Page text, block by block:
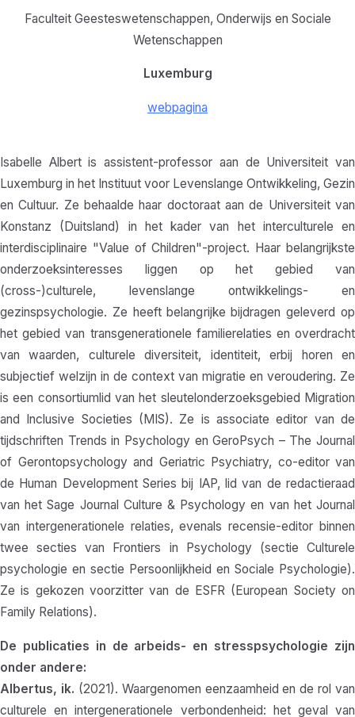
Faculteit Geesteswetenschappen, Onderwijs en Sociale
Wetenschappen
Luxemburg
webpagina
Isabelle Albert is assistent-professor aan de Universiteit van
Luxemburg in het Instituut voor Levenslange Ontwikkeling, Gezin
en Cultuur. Ze behaalde haar doctoraat aan de Universiteit van
Konstanz (Duitsland) in het kader van het interculturele en
interdisciplinaire "Value of Children"-project. Haar belangrijkste
onderzoeksinteresses liggen op het gebied van
(cross-)culturele, levenslange ontwikkelings- en
gezinspsychologie. Ze heeft belangrijke bijdragen geleverd op
het gebied van transgenerationele familierelaties en overdracht
van waarden, culturele diversiteit, identiteit, erbij horen en
subjectief welzijn in de context van migratie en veroudering. Ze
is een consortiumlid van het sleutelonderzoeksgebied Migration
and Inclusive Societies (MIS). Ze is associate editor van de
tijdschriften Trends in Psychology en GeroPsych – The Journal
of Gerontopsychology and Geriatric Psychiatry, co-editor van
de Human Development Series bij IAP, lid van de redactieraad
van het Sage Journal Culture & Psychology en van het Journal
van intergenerationele relaties, evenals recensie-editor binnen
twee secties van Frontiers in Psychology (sectie Culturele
psychologie en sectie Persoonlijkheid en Sociale Psychologie).
Ze is gekozen voorzitter van de ESFR (European Society on
Family Relations).
De publicaties in de arbeids- en stresspsychologie zijn
onder andere:
Albertus, ik. (2021). Waargenomen eenzaamheid en de rol van
culturele en intergenerationele verbondenheid: het geval van